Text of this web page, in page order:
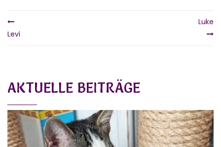
Levi
Luke
AKTUELLE BEITRÄGE